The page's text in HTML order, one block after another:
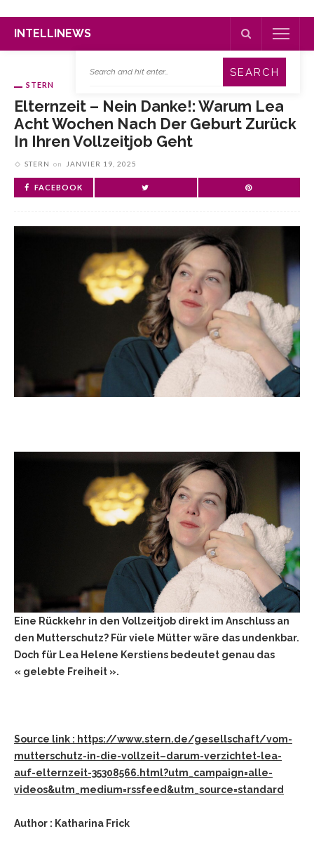
INTELLINEWS
STERN
Elternzeit – Nein Danke!: Warum Lea
Acht Wochen Nach Der Geburt Zurück
In Ihren Vollzeitjob Geht
STERN on JANVIER 19, 2025
FACEBOOK
Eine Rückkehr in den Vollzeitjob direkt im Anschluss an
den Mutterschutz? Für viele Mütter wäre das undenkbar.
Doch für Lea Helene Kerstiens bedeutet genau das
« gelebte Freiheit ».
Source link : https://www.stern.de/gesellschaft/vom-
mutterschutz-in-die-vollzeit–darum-verzichtet-lea-
auf-elternzeit-35308566.html?utm_campaign=alle-
videos&utm_medium=rssfeed&utm_source=standard
Author : Katharina Frick